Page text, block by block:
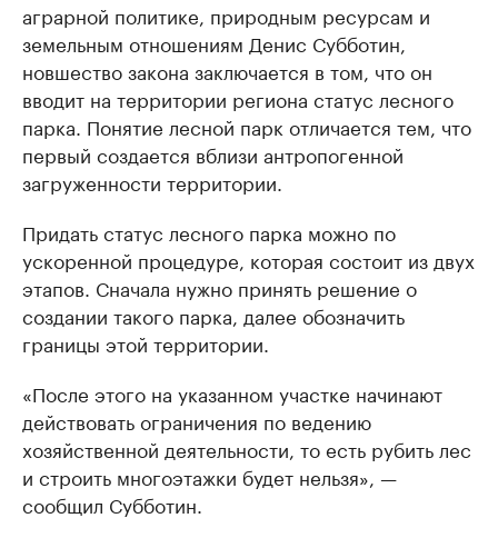
аграрной политике, природным ресурсам и
земельным отношениям Денис Субботин,
новшество закона заключается в том, что он
вводит на территории региона статус лесного
парка. Понятие лесной парк отличается тем, что
первый создается вблизи антропогенной
загруженности территории.
Придать статус лесного парка можно по
ускоренной процедуре, которая состоит из двух
этапов. Сначала нужно принять решение о
создании такого парка, далее обозначить
границы этой территории.
«После этого на указанном участке начинают
действовать ограничения по ведению
хозяйственной деятельности, то есть рубить лес
и строить многоэтажки будет нельзя», —
сообщил Субботин.